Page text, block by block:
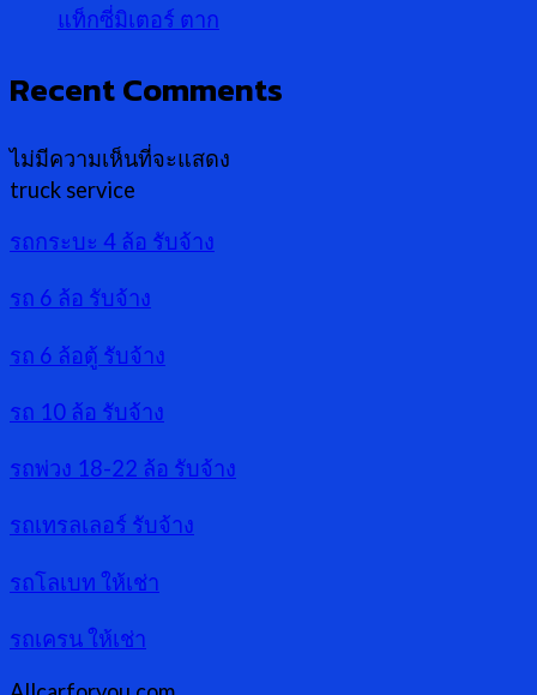
แท็กซี่มิเตอร์ ตาก
Recent Comments
ไม่มีความเห็นที่จะแสดง
truck service
รถกระบะ 4 ล้อ รับจ้าง
รถ 6 ล้อ รับจ้าง
รถ 6 ล้อตู้ รับจ้าง
รถ 10 ล้อ รับจ้าง
รถพ่วง 18-22 ล้อ รับจ้าง
รถเทรลเลอร์ รับจ้าง
รถโลเบท ให้เช่า
รถเครน ให้เช่า